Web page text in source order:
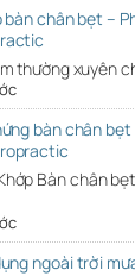
chân bẹt –
thường xuyên
bàn chân bẹt
Bàn chân
ngoài trời